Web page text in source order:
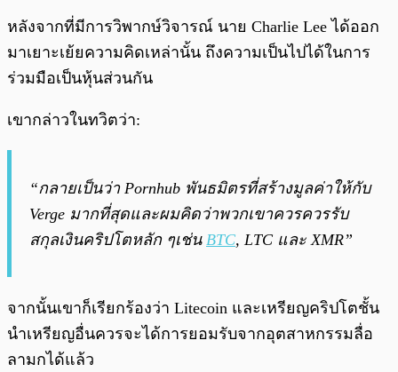
หลังจากที่มีการวิพากษ์วิจารณ์ นาย Charlie Lee ได้ออก
มาเยาะเย้ยความคิดเหล่านั้น ถึงความเป็นไปได้ในการ
ร่วมมือเป็นหุ้นส่วนกัน
เขากล่าวในทวิตว่า:
“กลายเป็นว่า Pornhub พันธมิตรที่สร้างมูลค่าให้กับ
Verge มากที่สุดและผมคิดว่าพวกเขาควรควรรับ
สกุลเงินคริปโตหลัก ๆเช่น BTC, LTC และ XMR”
จากนั้นเขาก็เรียกร้องว่า Litecoin และเหรียญคริปโตชั้น
นำเหรียญอื่นควรจะได้การยอมรับจากอุตสาหกรรมลื่อ
ลามกได้แล้ว